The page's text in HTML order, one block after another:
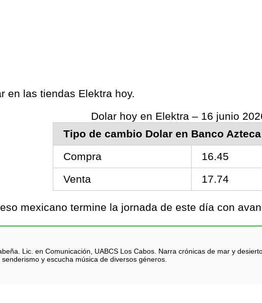
en las tiendas Elektra hoy.
Dolar hoy en Elektra – 16 junio
Tipo de cambio Dolar en Banco
Compra
16.45
Venta
17.74
mexicano termine la jornada de este día con
Lic. en Comunicación, UABCS Los Cabos. Narra crónicas de mar y
y escucha música de diversos géneros.